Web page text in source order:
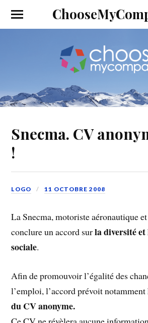
Snecma. CV
!
LOGO 11 OCTOBRE 2008
La Snecma, motoriste aéronautique
conclure un accord surla diversité et
sociale.
Afin de promouvoir l’égalité des
l’emploi, l’accord prévoit notamment
du CV anonyme.